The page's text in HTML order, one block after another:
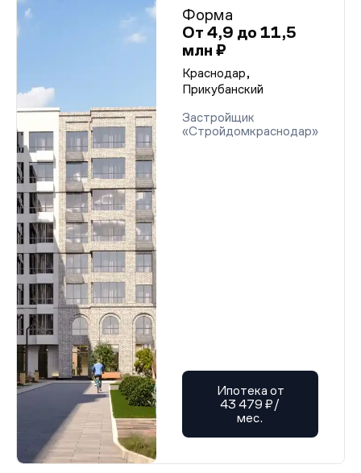
Форма
От 4,9 до 11,5
млн ₽
Краснодар,
Прикубанский
Застройщик
«Стройдомкраснодар»
Ипотека от
43 479 ₽/
мес.